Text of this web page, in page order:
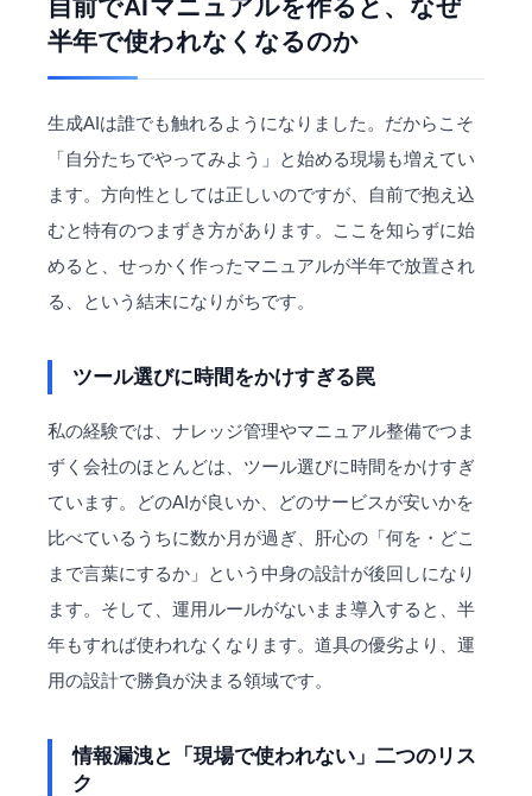
自前でAIマニュアルを作ると、なぜ
半年で使われなくなるのか
生成AIは誰でも触れるようになりました。だからこそ
「自分たちでやってみよう」と始める現場も増えてい
ます。方向性としては正しいのですが、自前で抱え込
むと特有のつまずき方があります。ここを知らずに始
めると、せっかく作ったマニュアルが半年で放置され
る、という結末になりがちです。
ツール選びに時間をかけすぎる罠
私の経験では、ナレッジ管理やマニュアル整備でつま
ずく会社のほとんどは、ツール選びに時間をかけすぎ
ています。どのAIが良いか、どのサービスが安いかを
比べているうちに数か月が過ぎ、肝心の「何を・どこ
まで言葉にするか」という中身の設計が後回しになり
ます。そして、運用ルールがないまま導入すると、半
年もすれば使われなくなります。道具の優劣より、運
用の設計で勝負が決まる領域です。
情報漏洩と「現場で使われない」二つのリス
ク